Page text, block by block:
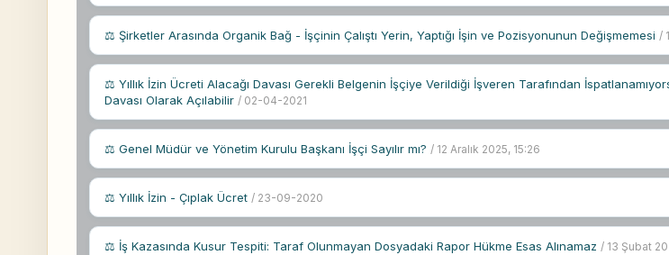
⚖ Şirketler Arasında Organik Bağ - İşçinin Çalıştı Yerin, Yaptığı İşin ve Pozisyonunun Değişmemesi /
⚖ Yıllık İzin Ücreti Alacağı Davası Gerekli Belgenin İşçiye Verildiği İşveren Tarafından
Davası Olarak Açılabilir / 02-04-2021
⚖ Genel Müdür ve Yönetim Kurulu Başkanı İşçi Sayılır mı? / 12 Aralık 2025, 15:26
⚖ Yıllık İzin - Çıplak Ücret / 23-09-2020
⚖ İş Kazasında Kusur Tespiti: Taraf Olunmayan Dosyadaki Rapor Hükme Esas Alınamaz / 13 Şubat